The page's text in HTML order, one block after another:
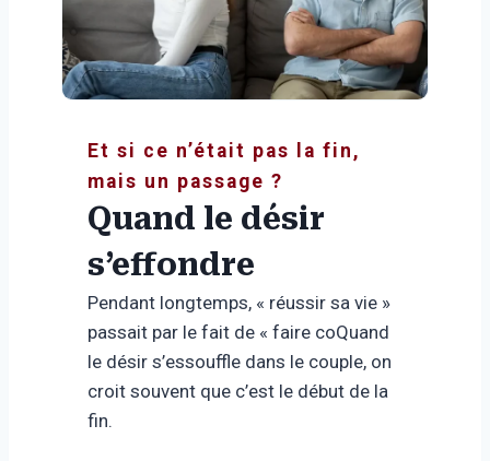
Et si ce n’était pas la fin,
mais un passage ?
Quand le désir
s’effondre
Pendant longtemps, « réussir sa vie »
passait par le fait de « faire coQuand
le désir s’essouffle dans le couple, on
croit souvent que c’est le début de la
fin.